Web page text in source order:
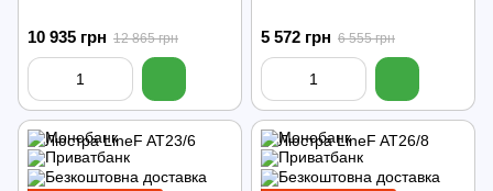
10 935 грн 12 865 грн 5 572 грн 6 555 грн